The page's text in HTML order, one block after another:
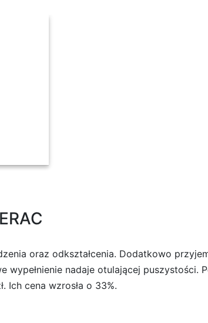
oraz odkształcenia. Dodatkowo
nadaje otulającej puszystości.
Ich cena wzrosła o 33%.